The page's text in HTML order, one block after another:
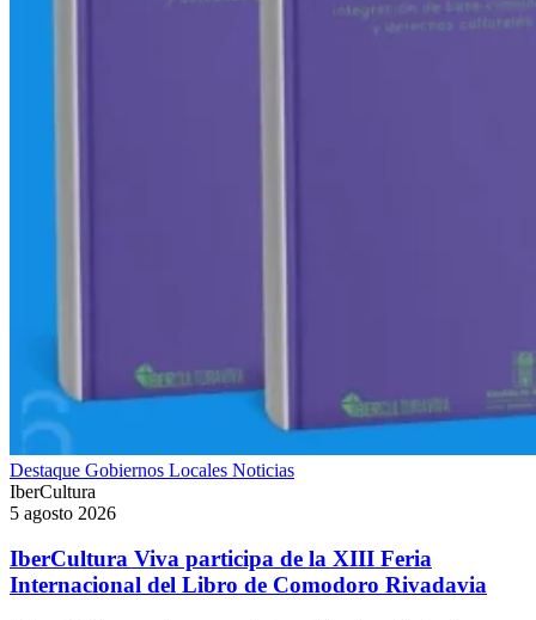
Destaque Gobiernos Locales Noticias
IberCultura
5 agosto 2026
IberCultura Viva participa de la XIII Feria
Internacional del Libro de Comodoro Rivadavia